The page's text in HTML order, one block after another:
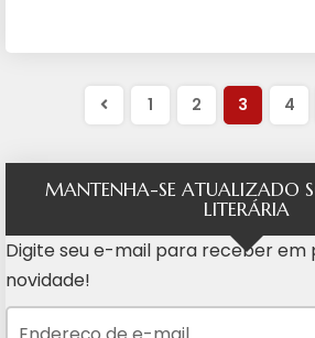
1 2 3 4
MANTENHA-SE ATUALIZADO
LITERÁRIA
Digite seu e-mail para receber em
novidade!